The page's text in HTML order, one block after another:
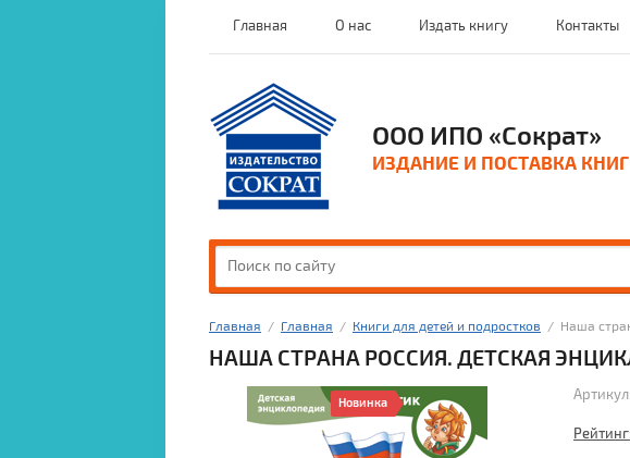
Главная О нас Издать книгу Контакты
ООО ИПО «Сократ»
ИЗДАНИЕ И ПОСТАВКА КНИГ
Главная
  /
Главная
  /
Книги для детей и подростков
/  Наша
НАША СТРАНА РОССИЯ. ДЕТСКАЯ
Новинка Артикул: